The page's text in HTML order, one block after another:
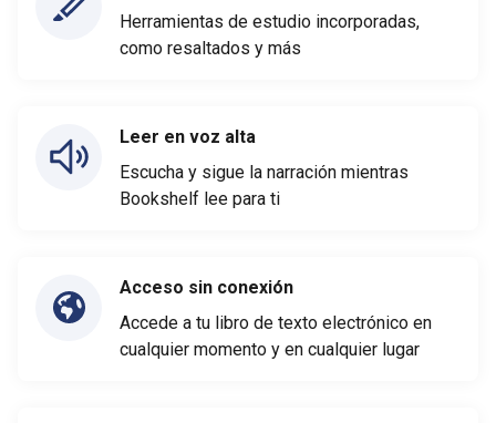
Herramientas de estudio incorporadas,
como resaltados y más
Leer en voz alta
Escucha y sigue la narración mientras
Bookshelf lee para ti
Acceso sin conexión
Accede a tu libro de texto electrónico en
cualquier momento y en cualquier lugar